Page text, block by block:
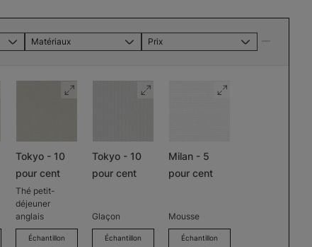
Matériaux Prix
Tokyo - 10
pour cent
Thé petit-
déjeuner
anglais
Échantillon
Tokyo - 10
pour cent
Glaçon
Échantillon
Milan - 5
pour cent
Mousse
Échantillon